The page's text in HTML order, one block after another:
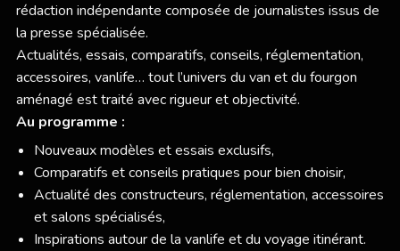
rédaction indépendante composée de journalistes issus de
la presse spécialisée.
Actualités, essais, comparatifs, conseils, réglementation,
accessoires, vanlife… tout l’univers du van et du fourgon
aménagé est traité avec rigueur et objectivité.
Au programme :
Nouveaux modèles et essais exclusifs,
Comparatifs et conseils pratiques pour bien choisir,
Actualité des constructeurs, réglementation, accessoires
et salons spécialisés,
Inspirations autour de la vanlife et du voyage itinérant.